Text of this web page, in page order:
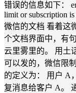
错误的信息如下：
limit or subscription
微信的文档 看着这
个文档界面中，有
云里雾里的。 用土
可以发的，微信限
的定义为： 用户 A
复消息给客户 A。